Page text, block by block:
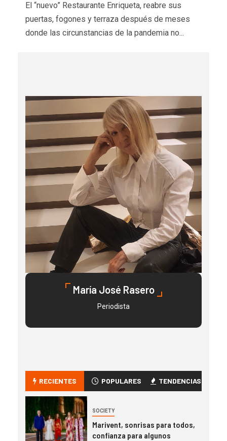
El “nuevo” Restaurante Enriqueta, reabre sus
puertas, fogones y terraza después de meses
donde las circunstancias de la pandemia no...
María José Rasero
Periodista
RECIENTES POPULARES TENDENCIAS
SOCIETY
Marivent, sonrisas para todos,
confianza para algunos